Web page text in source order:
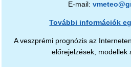
E-mail:
További információk
A veszprémi prognózis az
előrejelzések, modellek